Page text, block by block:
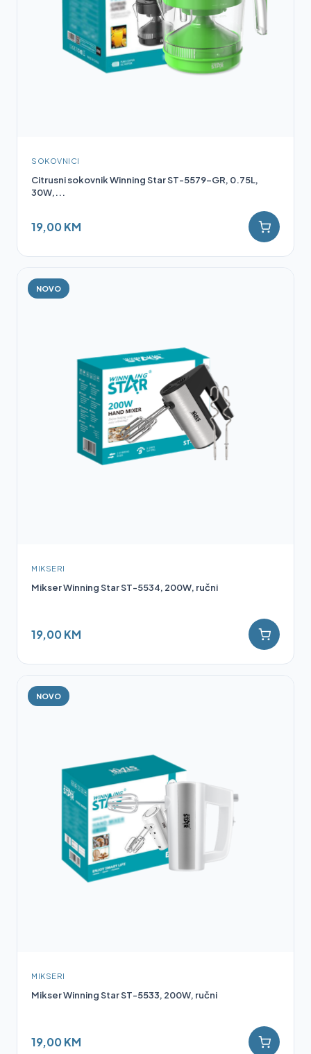
SOKOVNICI
Citrusni sokovnik Winning Star ST-5579-GR, 0.75L,
30W,...
19,00 KM
NOVO
MIKSERI
Mikser Winning Star ST-5534, 200W, ručni
19,00 KM
NOVO
MIKSERI
Mikser Winning Star ST-5533, 200W, ručni
19,00 KM